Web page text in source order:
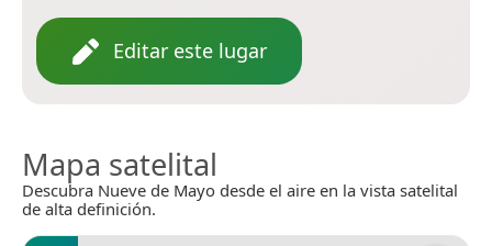
Editar este lugar
Mapa satelital
Descubra Nueve de Mayo desde el aire en la vista satelital
de alta definición.